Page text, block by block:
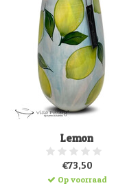
Lemon
€73,50
Op voorraad